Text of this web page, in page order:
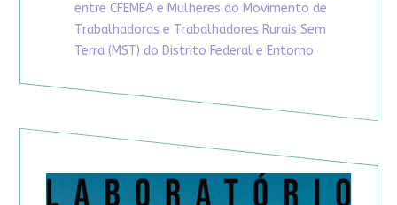
entre CFEMEA e Mulheres do Movimento de
Trabalhadoras e Trabalhadores Rurais Sem
Terra (MST) do Distrito Federal e Entorno